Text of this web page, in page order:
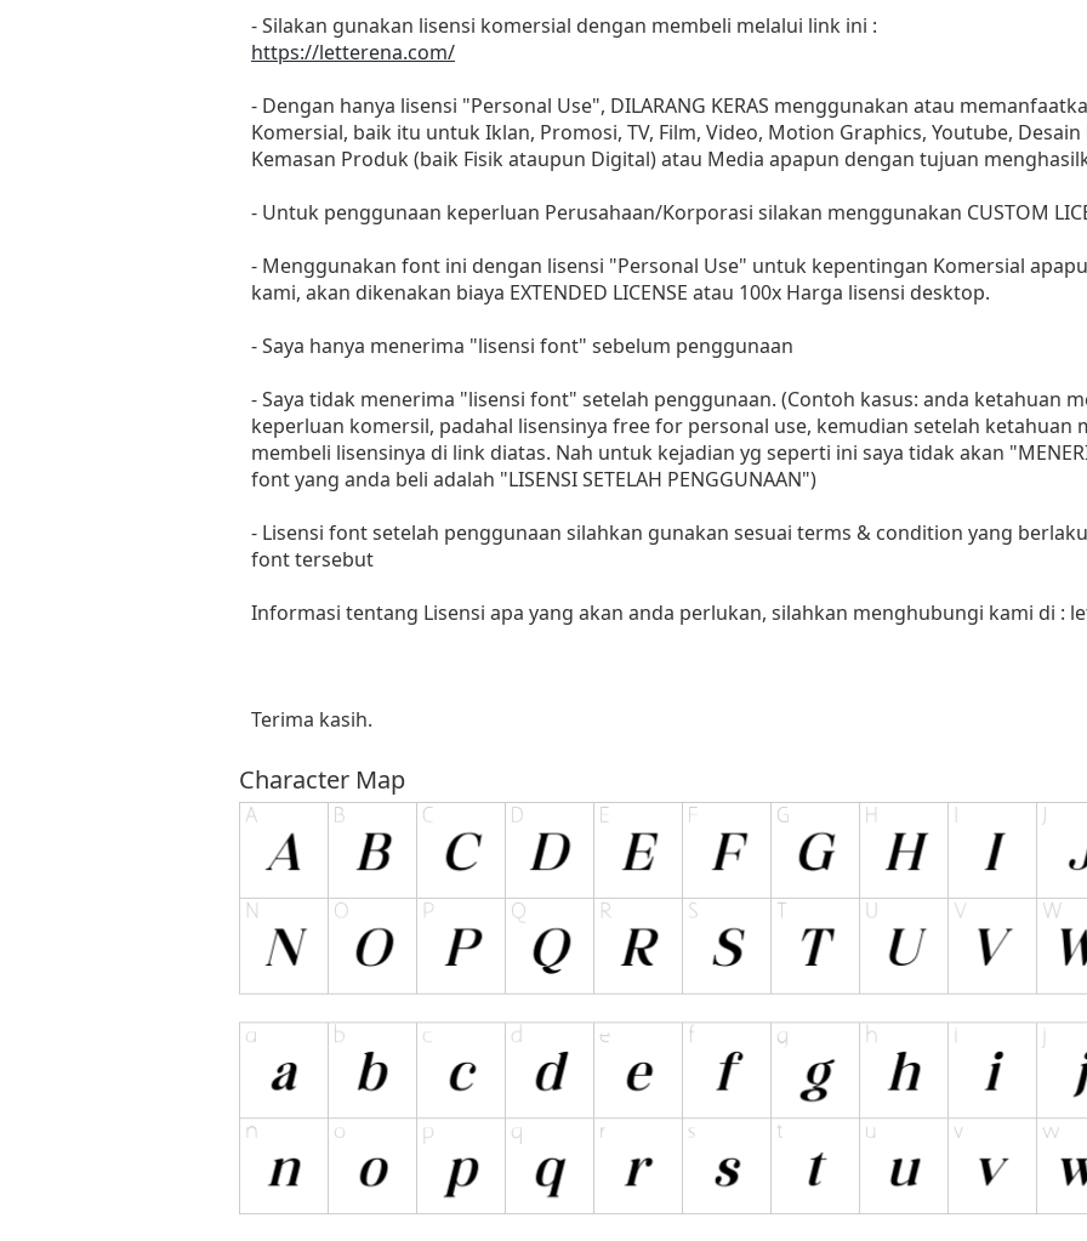
- Silakan gunakan lisensi komersial dengan membeli melalui link ini :
https://letterena.com/
- Dengan hanya lisensi "Personal Use", DILARANG KERAS menggunakan atau
Komersial, baik itu untuk Iklan, Promosi, TV, Film, Video, Motion Graphics, Youtube,
Kemasan Produk (baik Fisik ataupun Digital) atau Media apapun dengan tujuan
- Untuk penggunaan keperluan Perusahaan/Korporasi silakan menggunakan CUSTOM
- Menggunakan font ini dengan lisensi "Personal Use" untuk kepentingan Komersial
kami, akan dikenakan biaya EXTENDED LICENSE atau 100x Harga lisensi desktop.
- Saya hanya menerima "lisensi font" sebelum penggunaan
- Saya tidak menerima "lisensi font" setelah penggunaan. (Contoh kasus: anda ketahuan
keperluan komersil, padahal lisensinya free for personal use, kemudian setelah ketahuan
membeli lisensinya di link diatas. Nah untuk kejadian yg seperti ini saya tidak akan
font yang anda beli adalah "LISENSI SETELAH PENGGUNAAN")
- Lisensi font setelah penggunaan silahkan gunakan sesuai terms & condition yang
font tersebut
Informasi tentang Lisensi apa yang akan anda perlukan, silahkan menghubungi kami di :
Terima kasih.
Character Map